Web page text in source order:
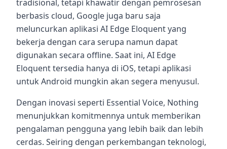
tradisional, tetapi khawatir dengan pemrosesan
berbasis cloud, Google juga baru saja
meluncurkan aplikasi AI Edge Eloquent yang
bekerja dengan cara serupa namun dapat
digunakan secara offline. Saat ini, AI Edge
Eloquent tersedia hanya di iOS, tetapi aplikasi
untuk Android mungkin akan segera menyusul.
Dengan inovasi seperti Essential Voice, Nothing
menunjukkan komitmennya untuk memberikan
pengalaman pengguna yang lebih baik dan lebih
cerdas. Seiring dengan perkembangan teknologi,